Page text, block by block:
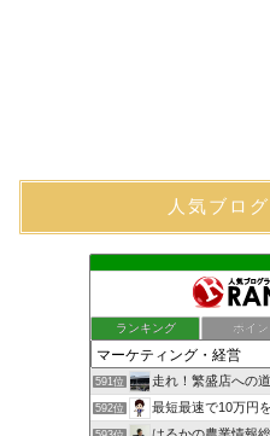
人気ブロ
ランキング ポイン
591位 走れ！繁盛店への
592位 最短最速で10万円